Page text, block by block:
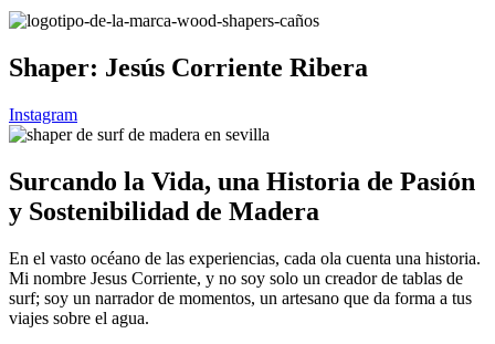
Shaper: Jesús Corriente Ribera
Instagram
Surcando la Vida, una Historia de Pasión
y Sostenibilidad de Madera
En el vasto océano de las experiencias, cada ola cuenta una historia.
Mi nombre Jesus Corriente, y no soy solo un creador de tablas de
surf; soy un narrador de momentos, un artesano que da forma a tus
viajes sobre el agua.